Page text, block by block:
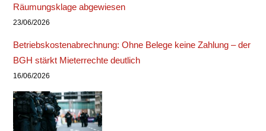
Räumungsklage abgewiesen
23/06/2026
Betriebskostenabrechnung: Ohne Belege keine Zahlung – der
BGH stärkt Mieterrechte deutlich
16/06/2026